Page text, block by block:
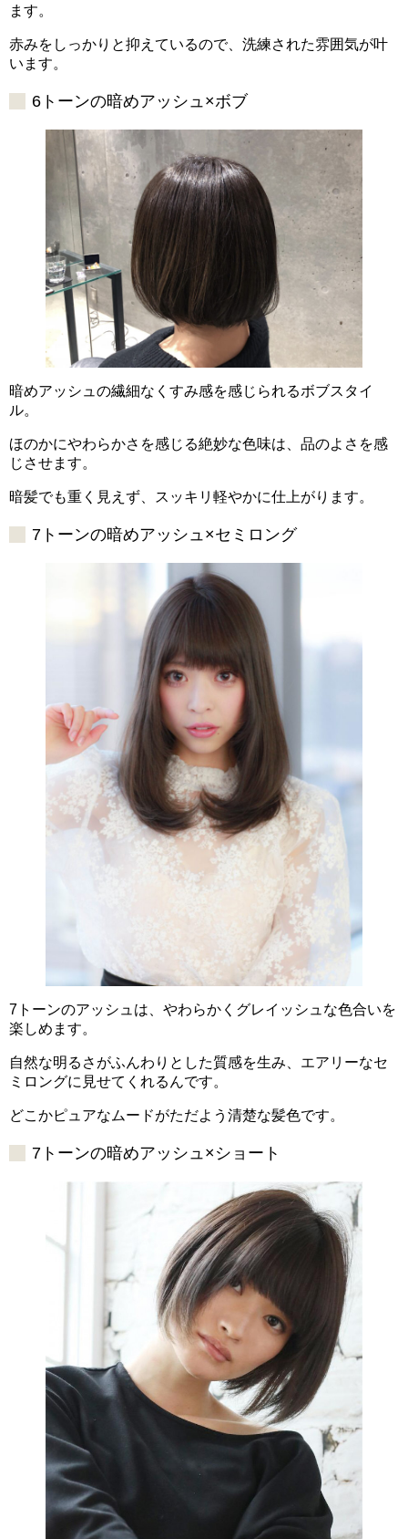
ます。
赤みをしっかりと抑えているので、洗練された雰囲気が叶
います。
6トーンの暗めアッシュ×ボブ
暗めアッシュの繊細なくすみ感を感じられるボブスタイ
ル。
ほのかにやわらかさを感じる絶妙な色味は、品のよさを感
じさせます。
暗髪でも重く見えず、スッキリ軽やかに仕上がります。
7トーンの暗めアッシュ×セミロング
7トーンのアッシュは、やわらかくグレイッシュな色合いを
楽しめます。
自然な明るさがふんわりとした質感を生み、エアリーなセ
ミロングに見せてくれるんです。
どこかピュアなムードがただよう清楚な髪色です。
7トーンの暗めアッシュ×ショート